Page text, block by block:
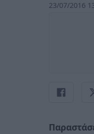
23/07/2016